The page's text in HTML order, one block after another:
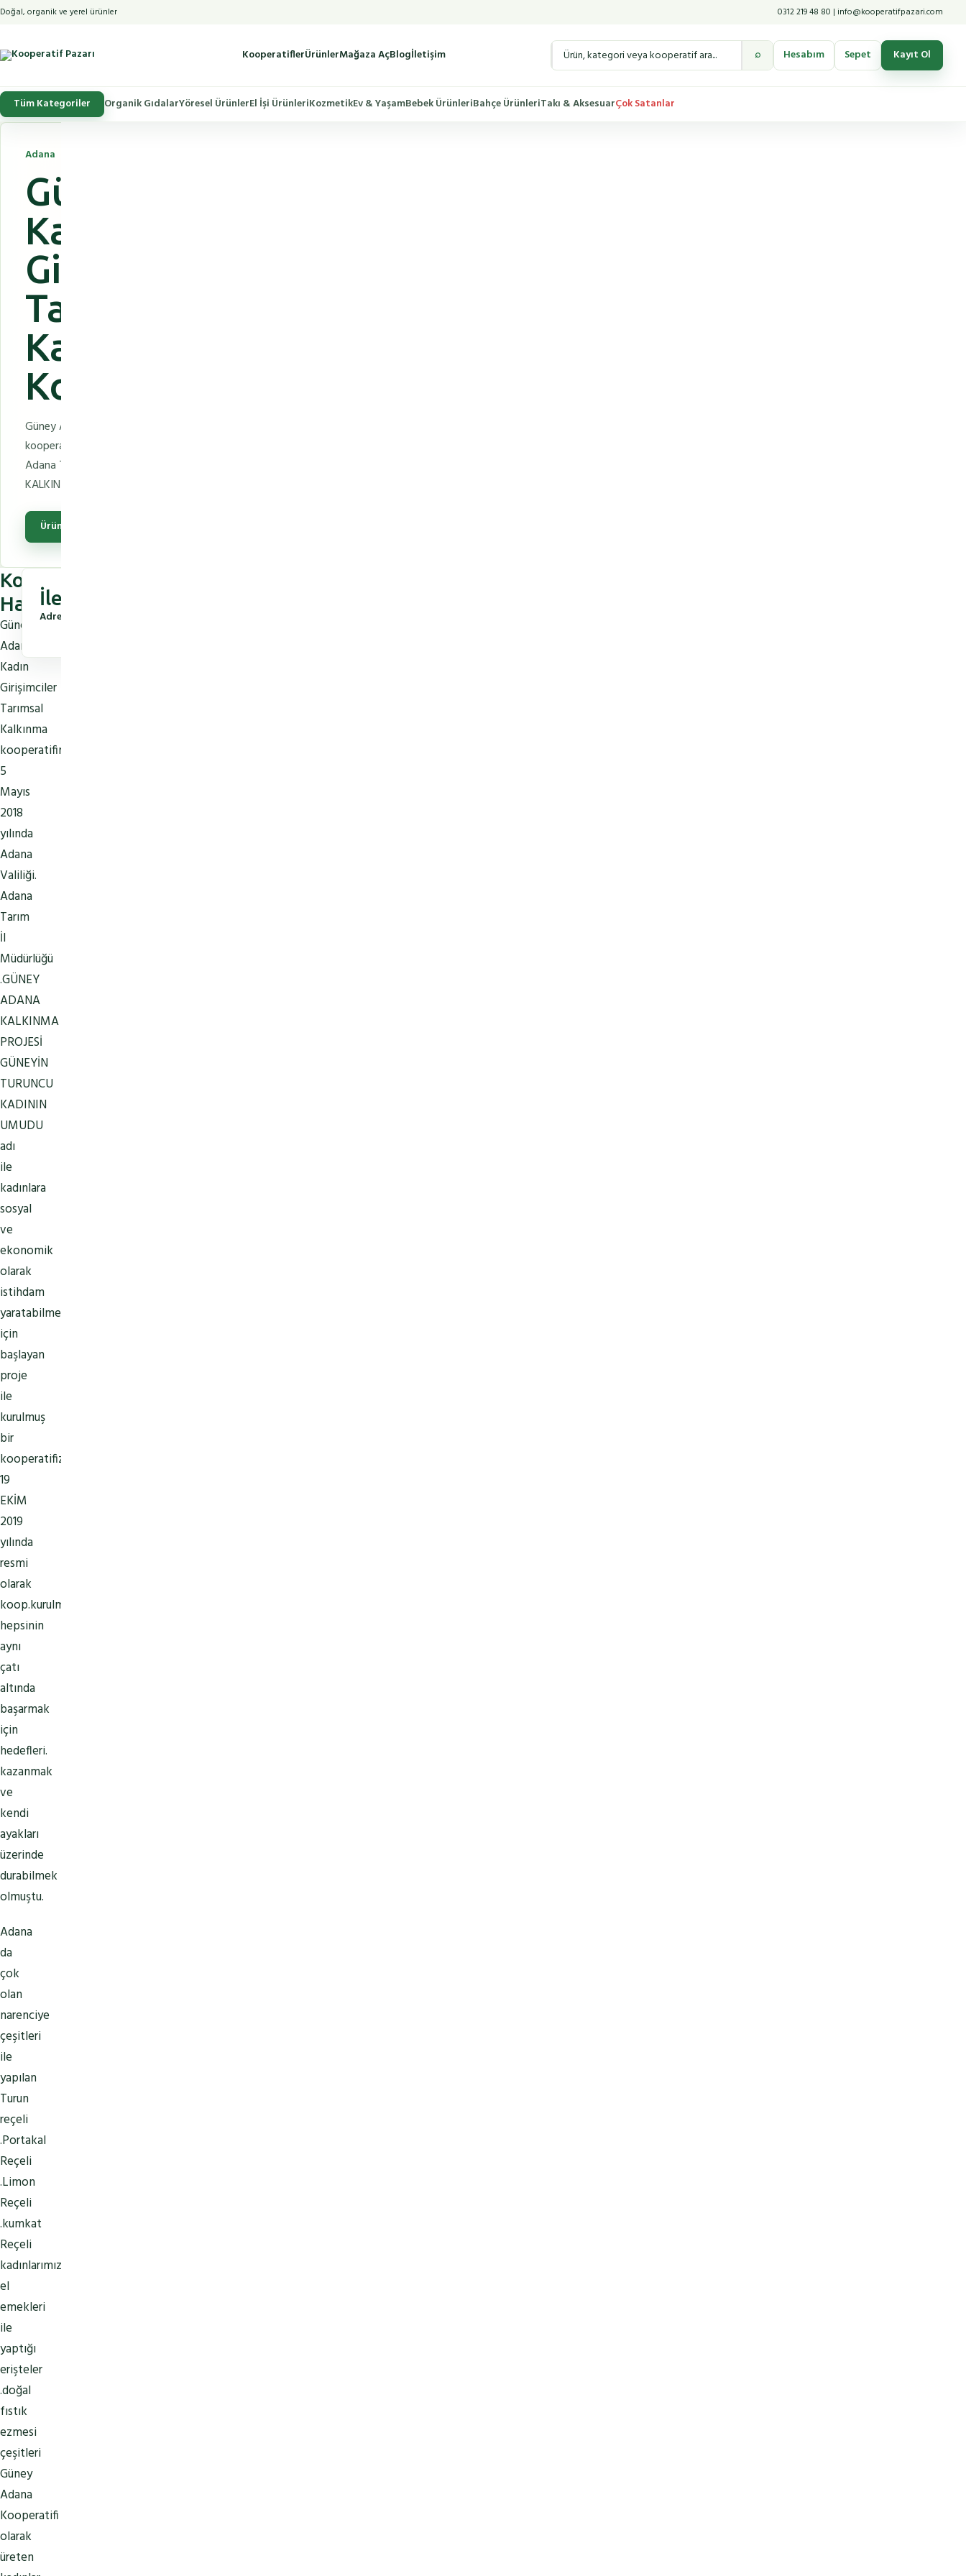
Doğal, organik ve yerel ürünler 0312 219 48 80 | info@kooperatifpazari.com
KooperatiflerÜrünlerMağaza AçBlogİletişim ⌕ Hesabım Sepet Kayıt Ol
Tüm Kategoriler Organik GıdalarYöresel ÜrünlerEl İşi ÜrünleriKozmetikEv & YaşamBebek ÜrünleriBahçe ÜrünleriTakı & AksesuarÇok Satanlar
Adana
Güney Adana
Kadın
Girişimciler
Tarımsal
Kalkınma
Kooperatifi
Güney Adana Kadın Girişimciler Tarımsal Kalkınma
kooperatifimiz 5 Mayıs 2018 yılında Adana Valiliği.
Adana Tarım İl Müdürlüğü .GÜNEY ADANA
KALKINMA PROJESİ GÜNEYİN TURUNCU KADININ
Ürünleri Gör
Kooperatif
Hakkında
Güney
Adana
Kadın
Girişimciler
Tarımsal
Kalkınma
kooperatifimiz
5
Mayıs
2018
yılında
Adana
Valiliği.
Adana
Tarım
İl
Müdürlüğü
.GÜNEY
ADANA
KALKINMA
PROJESİ
GÜNEYİN
TURUNCU
KADININ
UMUDU
adı
ile
kadınlara
sosyal
ve
ekonomik
olarak
istihdam
yaratabilmek
için
başlayan
proje
ile
kurulmuş
bir
kooperatifiz.
19
EKİM
2019
yılında
resmi
olarak
koop.kurulmuş
hepsinin
aynı
çatı
altında
başarmak
için
hedefleri.
kazanmak
ve
kendi
ayakları
üzerinde
durabilmek
olmuştu.
Adana
da
çok
olan
narenciye
çeşitleri
ile
yapılan
Turun
reçeli
.Portakal
Reçeli
.Limon
Reçeli
.kumkat
Reçeli
kadınlarımızın
el
emekleri
ile
yaptığı
erişteler
.doğal
fıstık
ezmesi
çeşitleri
Güney
Adana
Kooperatifi
olarak
üreten
İletişim Bilgileri
Adres: